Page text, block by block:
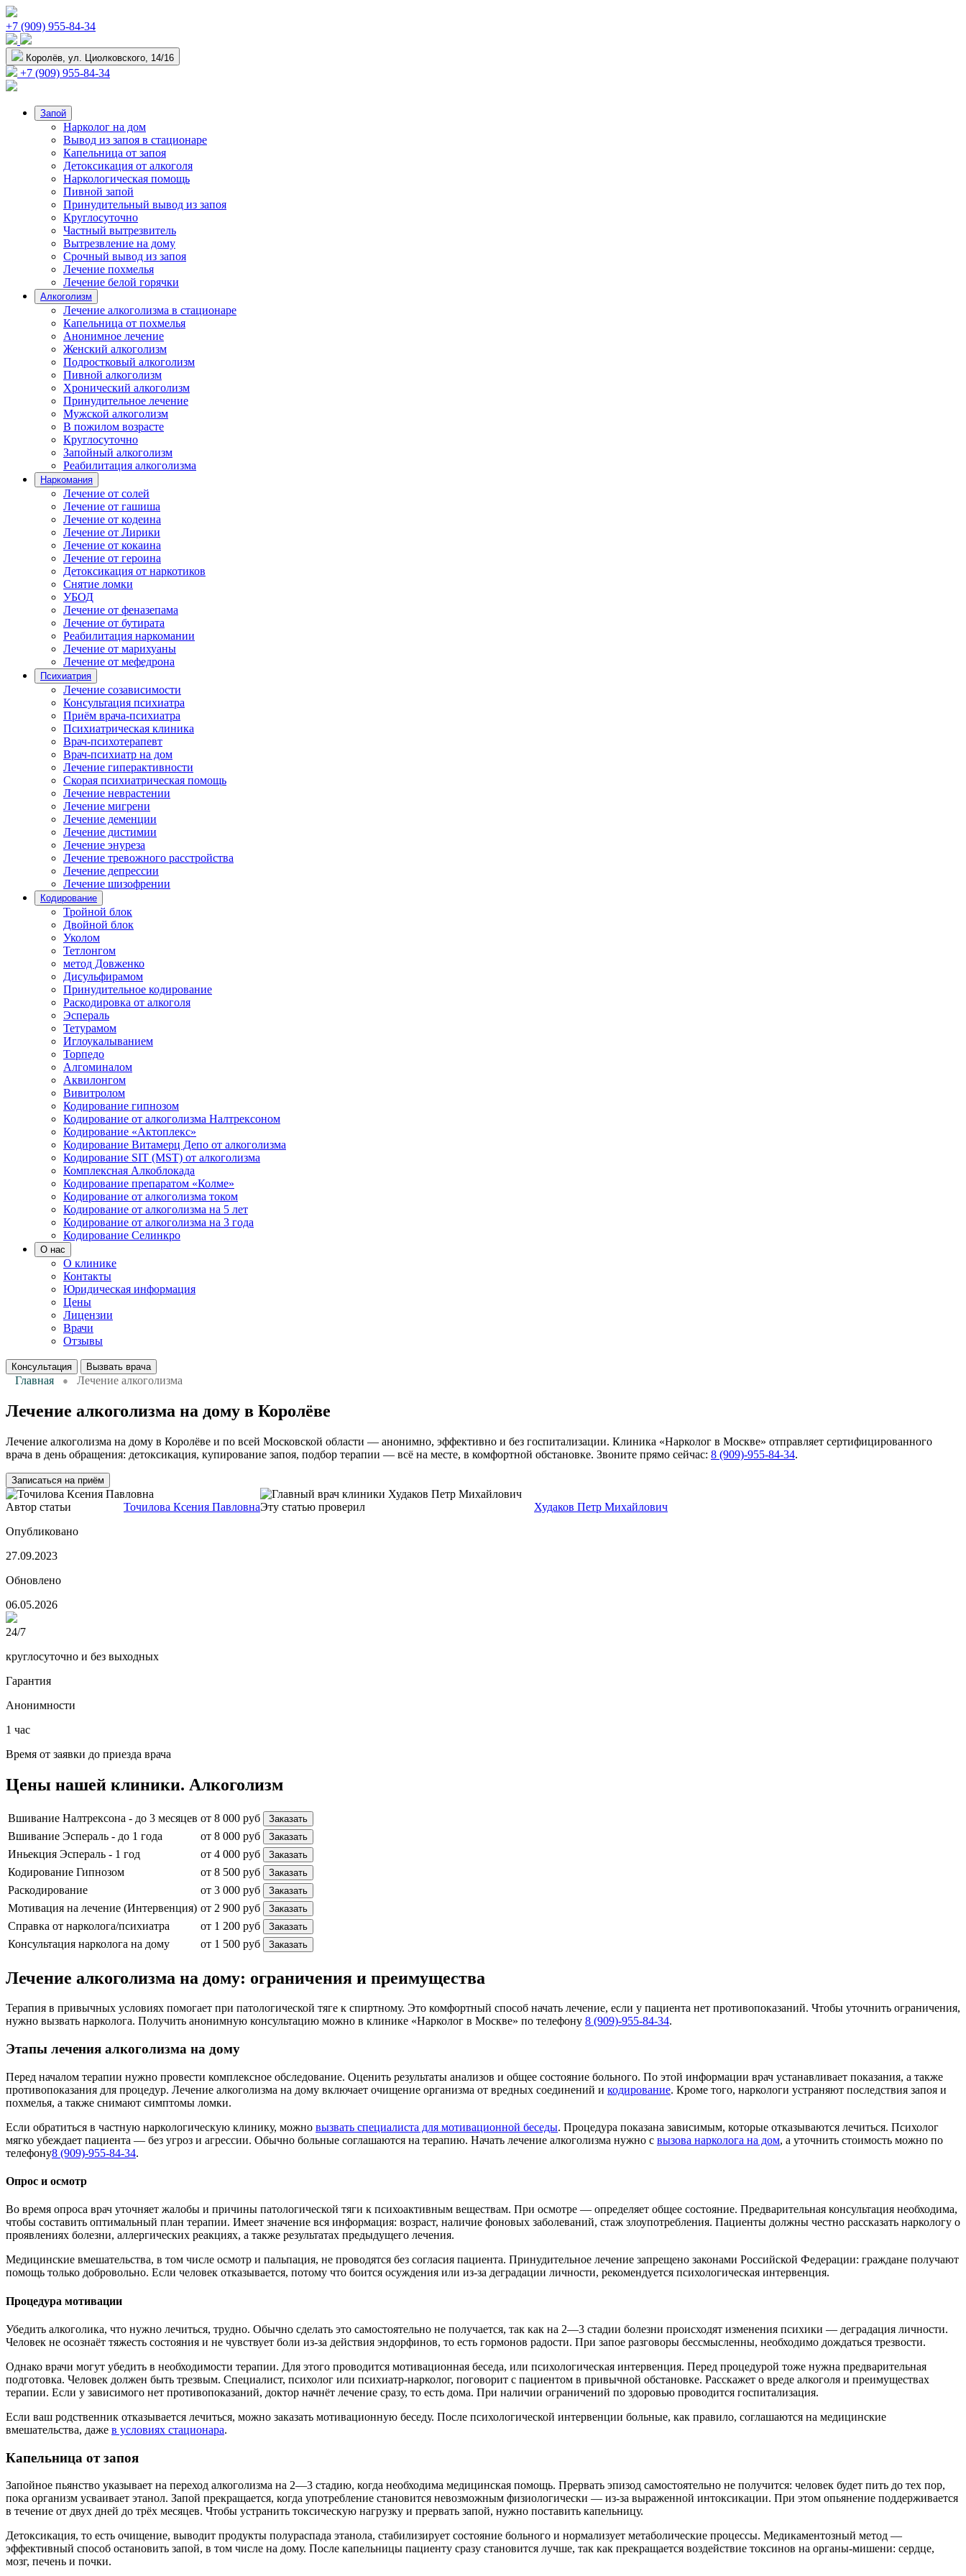
+7 (909) 955-84-34
Королёв, ул. Циолковского, 14/16
+7 (909) 955-84-34
Запой
Нарколог на дом
Вывод из запоя в стационаре
Капельница от запоя
Детоксикация от алкоголя
Наркологическая помощь
Пивной запой
Принудительный вывод из запоя
Круглосуточно
Частный вытрезвитель
Вытрезвление на дому
Срочный вывод из запоя
Лечение похмелья
Лечение белой горячки
Алкоголизм
Лечение алкоголизма в стационаре
Капельница от похмелья
Анонимное лечение
Женский алкоголизм
Подростковый алкоголизм
Пивной алкоголизм
Хронический алкоголизм
Принудительное лечение
Мужской алкоголизм
В пожилом возрасте
Круглосуточно
Запойный алкоголизм
Реабилитация алкоголизма
Наркомания
Лечение от солей
Лечение от гашиша
Лечение от кодеина
Лечение от Лирики
Лечение от кокаина
Лечение от героина
Детоксикация от наркотиков
Снятие ломки
УБОД
Лечение от феназепама
Лечение от бутирата
Реабилитация наркомании
Лечение от марихуаны
Лечение от мефедрона
Психиатрия
Лечение созависимости
Консультация психиатра
Приём врача-психиатра
Психиатрическая клиника
Врач-психотерапевт
Врач-психиатр на дом
Лечение гиперактивности
Скорая психиатрическая помощь
Лечение неврастении
Лечение мигрени
Лечение деменции
Лечение дистимии
Лечение энуреза
Лечение тревожного расстройства
Лечение депрессии
Лечение шизофрении
Кодирование
Тройной блок
Двойной блок
Уколом
Тетлонгом
метод Довженко
Дисульфирамом
Принудительное кодирование
Раскодировка от алкоголя
Эспераль
Тетурамом
Иглоукалыванием
Торпедо
Алгоминалом
Аквилонгом
Вивитролом
Кодирование гипнозом
Кодирование от алкоголизма Налтрексоном
Кодирование «Актоплекс»
Кодирование Витамерц Депо от алкоголизма
Кодирование SIT (MST) от алкоголизма
Комплексная Алкоблокада
Кодирование препаратом «Колме»
Кодирование от алкоголизма током
Кодирование от алкоголизма на 5 лет
Кодирование от алкоголизма на 3 года
Кодирование Селинкро
О нас
О клинике
Контакты
Юридическая информация
Цены
Лицензии
Врачи
Отзывы
Консультация Вызвать врача
Главная Лечение алкоголизма
Лечение алкоголизма на дому в Королёве
Лечение алкоголизма на дому в Королёве и по всей Московской области — анонимно, эффективно и без госпитализации. Клиника «Нарколог в Москве» отправляет сертифицированного
врача в день обращения: детоксикация, купирование запоя, подбор терапии — всё на месте, в комфортной обстановке. Звоните прямо сейчас: 8 (909)-955-84-34.
Записаться на приём
Автор статьи Точилова Ксения ПавловнаЭту статью проверил
Худаков Петр Михайлович
Опубликовано
27.09.2023
Обновлено
06.05.2026
24/7
круглосуточно и без выходных
Гарантия
Анонимности
1 час
Время от заявки до приезда врача
Цены нашей клиники. Алкоголизм
Вшивание Налтрексона - до 3 месяцев от 8 000 руб Заказать
Вшивание Эспераль - до 1 года от 8 000 руб Заказать
Иньекция Эспераль - 1 год от 4 000 руб Заказать
Кодирование Гипнозом от 8 500 руб Заказать
Раскодирование от 3 000 руб Заказать
Мотивация на лечение (Интервенция) от 2 900 руб Заказать
Справка от нарколога/психиатра от 1 200 руб Заказать
Консультация нарколога на дому от 1 500 руб Заказать
Лечение алкоголизма на дому: ограничения и преимущества
Терапия в привычных условиях помогает при патологической тяге к спиртному. Это комфортный способ начать лечение, если у пациента нет противопоказаний. Чтобы уточнить ограничения,
нужно вызвать нарколога. Получить анонимную консультацию можно в клинике «Нарколог в Москве» по телефону 8 (909)-955-84-34.
Этапы лечения алкоголизма на дому
Перед началом терапии нужно провести комплексное обследование. Оценить результаты анализов и общее состояние больного. По этой информации врач устанавливает показания, а также
противопоказания для процедур. Лечение алкоголизма на дому включает очищение организма от вредных соединений и кодирование. Кроме того, наркологи устраняют последствия запоя и
похмелья, а также снимают симптомы ломки.
Если обратиться в частную наркологическую клинику, можно вызвать специалиста для мотивационной беседы. Процедура показана зависимым, которые отказываются лечиться. Психолог
мягко убеждает пациента — без угроз и агрессии. Обычно больные соглашаются на терапию. Начать лечение алкоголизма нужно с вызова нарколога на дом, а уточнить стоимость можно по
телефону8 (909)-955-84-34.
Опрос и осмотр
Во время опроса врач уточняет жалобы и причины патологической тяги к психоактивным веществам. При осмотре — определяет общее состояние. Предварительная консультация необходима,
чтобы составить оптимальный план терапии. Имеет значение вся информация: возраст, наличие фоновых заболеваний, стаж злоупотребления. Пациенты должны честно рассказать наркологу о
проявлениях болезни, аллергических реакциях, а также результатах предыдущего лечения.
Медицинские вмешательства, в том числе осмотр и пальпация, не проводятся без согласия пациента. Принудительное лечение запрещено законами Российской Федерации: граждане получают
помощь только добровольно. Если человек отказывается, потому что боится осуждения или из-за деградации личности, рекомендуется психологическая интервенция.
Процедура мотивации
Убедить алкоголика, что нужно лечиться, трудно. Обычно сделать это самостоятельно не получается, так как на 2—3 стадии болезни происходят изменения психики — деградация личности.
Человек не осознаёт тяжесть состояния и не чувствует боли из-за действия эндорфинов, то есть гормонов радости. При запое разговоры бессмысленны, необходимо дождаться трезвости.
Однако врачи могут убедить в необходимости терапии. Для этого проводится мотивационная беседа, или психологическая интервенция. Перед процедурой тоже нужна предварительная
подготовка. Человек должен быть трезвым. Специалист, психолог или психиатр-нарколог, поговорит с пациентом в привычной обстановке. Расскажет о вреде алкоголя и преимуществах
терапии. Если у зависимого нет противопоказаний, доктор начнёт лечение сразу, то есть дома. При наличии ограничений по здоровью проводится госпитализация.
Если ваш родственник отказывается лечиться, можно заказать мотивационную беседу. После психологической интервенции больные, как правило, соглашаются на медицинские
вмешательства, даже в условиях стационара.
Капельница от запоя
Запойное пьянство указывает на переход алкоголизма на 2—3 стадию, когда необходима медицинская помощь. Прервать эпизод самостоятельно не получится: человек будет пить до тех пор,
пока организм усваивает этанол. Запой прекращается, когда употребление становится невозможным физиологически — из-за выраженной интоксикации. При этом опьянение поддерживается
в течение от двух дней до трёх месяцев. Чтобы устранить токсическую нагрузку и прервать запой, нужно поставить капельницу.
Детоксикация, то есть очищение, выводит продукты полураспада этанола, стабилизирует состояние больного и нормализует метаболические процессы. Медикаментозный метод —
эффективный способ остановить запой, в том числе на дому. После капельницы пациенту сразу становится лучше, так как прекращается воздействие токсинов на органы-мишени: сердце,
мозг, печень и почки.